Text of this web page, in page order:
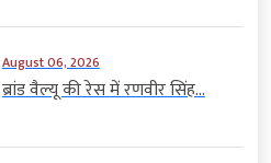
August 06, 2026
ब्रांड वैल्यू की रेस में रणवीर सिंह...